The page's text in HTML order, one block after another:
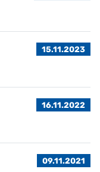
15.11.2023
16.11.2022
09.11.2021